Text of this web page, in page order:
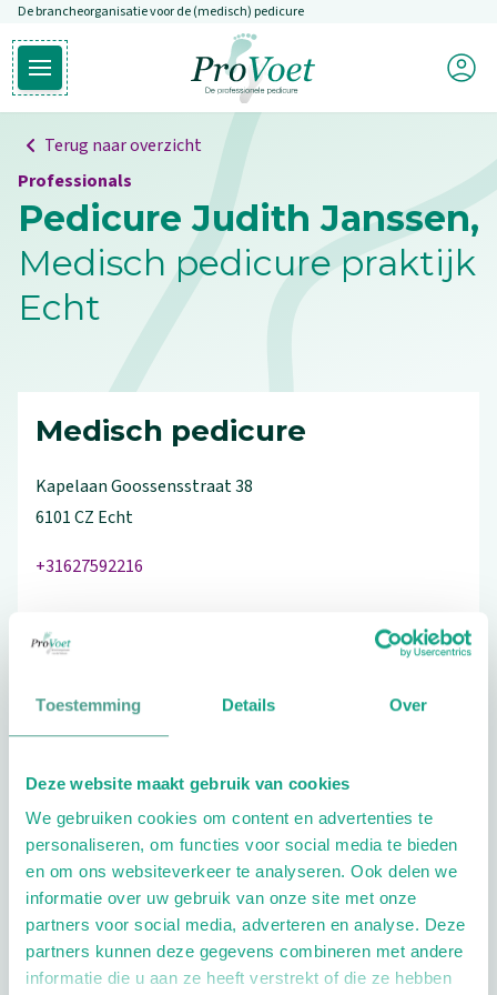
Toestemming Details Over
Deze website maakt gebruik van cookies
We gebruiken cookies om content en advertenties te
personaliseren, om functies voor social media te bieden
en om ons websiteverkeer te analyseren. Ook delen we
informatie over uw gebruik van onze site met onze
partners voor social media, adverteren en analyse. Deze
partners kunnen deze gegevens combineren met andere
informatie die u aan ze heeft verstrekt of die ze hebben
Overslaan en naar de inhoud gaan
De brancheorganisatie voor de (medisch) pedicure
Open hoofdmenu
Ga naar de homepagina
Mijn
Terug naar overzicht
Professionals
Pedicure Judith Janssen,
Medisch pedicure praktijk
Echt
Medisch pedicure
Kapelaan Goossensstraat38
6101 CZ Echt
+31627592216
Schrijf ook een review
Extra opties